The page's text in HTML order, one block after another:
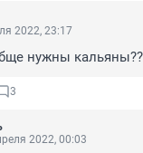
2022, 23:17
нужны кальяны??
3
2022, 00:03